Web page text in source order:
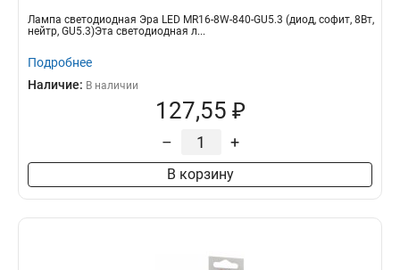
Лампа светодиодная Эра LED MR16-8W-840-GU5.3 (диод, софит, 8Вт,
нейтр, GU5.3)Эта светодиодная л...
Подробнее
Наличие: В наличии
127,55 ₽
– +
В корзину